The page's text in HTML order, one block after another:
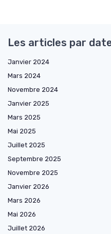
Les articles par
Janvier 2024
Mars 2024
Novembre 2024
Janvier 2025
Mars 2025
Mai 2025
Juillet 2025
Septembre 2025
Novembre 2025
Janvier 2026
Mars 2026
Mai 2026
Juillet 2026